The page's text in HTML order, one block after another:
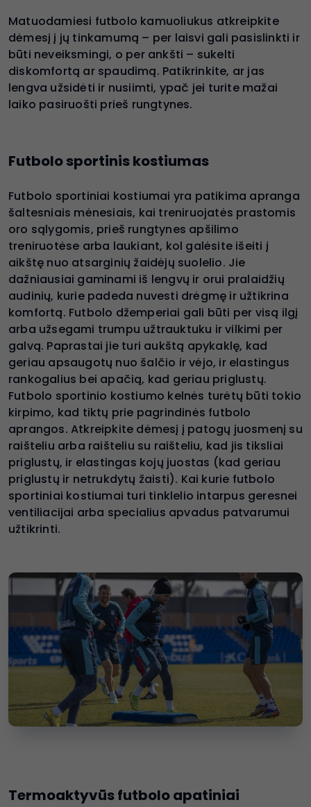
Matuodamiesi futbolo kamuoliukus atkreipkite
dėmesį į jų tinkamumą – per laisvi gali pasislinkti ir
būti neveiksmingi, o per ankšti – sukelti
diskomfortą ar spaudimą. Patikrinkite, ar jas
lengva užsidėti ir nusiimti, ypač jei turite mažai
laiko pasiruošti prieš rungtynes.
Futbolo sportinis kostiumas
Futbolo sportiniai kostiumai yra patikima apranga
šaltesniais mėnesiais, kai treniruojatės prastomis
oro sąlygomis, prieš rungtynes apšilimo
treniruotėse arba laukiant, kol galėsite išeiti į
aikštę nuo atsarginių žaidėjų suolelio. Jie
dažniausiai gaminami iš lengvų ir orui pralaidžių
audinių, kurie padeda nuvesti drėgmę ir užtikrina
komfortą. Futbolo džemperiai gali būti per visą ilgį
arba užsegami trumpu užtrauktuku ir vilkimi per
galvą. Paprastai jie turi aukštą apykaklę, kad
geriau apsaugotų nuo šalčio ir vėjo, ir elastingus
rankogalius bei apačią, kad geriau priglustų.
Futbolo sportinio kostiumo kelnės turėtų būti tokio
kirpimo, kad tiktų prie pagrindinės futbolo
aprangos. Atkreipkite dėmesį į patogų juosmenį su
raišteliu arba raišteliu su raišteliu, kad jis tiksliai
priglustų, ir elastingas kojų juostas (kad geriau
priglustų ir netrukdytų žaisti). Kai kurie futbolo
sportiniai kostiumai turi tinklelio intarpus geresnei
ventiliacijai arba specialius apvadus patvarumui
užtikrinti.
Termoaktyvūs futbolo apatiniai